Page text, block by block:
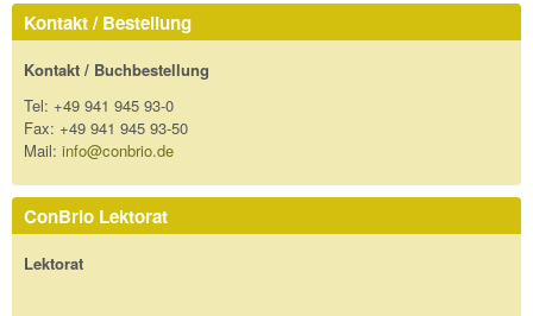
Kontakt / Bestellung
Kontakt / Buchbestellung
Tel: +49 941 945 93-0
Fax: +49 941 945 93-50
Mail: info@conbrio.de
ConBrio Lektorat
Lektorat